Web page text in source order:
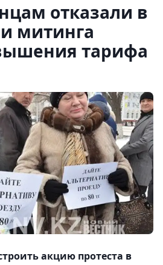
отказали в
митинга
тарифа
акцию протеста в